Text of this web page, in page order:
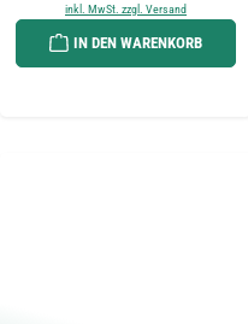
inkl. MwSt. zzgl. Versand
IN DEN WARENKORB